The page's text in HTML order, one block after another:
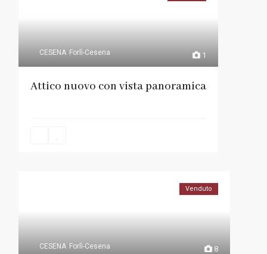
1
CESENA Forlì-Cesena
Attico nuovo con vista panoramica
8
CESENA Forlì-Cesena
Venduto